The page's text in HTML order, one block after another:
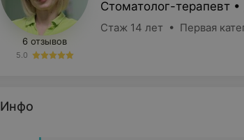
6 отзывов
5.0
Стоматолог-терапевт
Стаж 14 лет • Первая
Инфо